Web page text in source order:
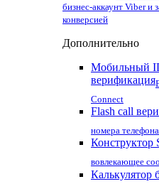
бизнес-аккаунт Viber и
конверсией
Дополнительно
Мобильный
верификация
Connect
Flash call
номера
Конструктор
вовлекающее
Калькулятор